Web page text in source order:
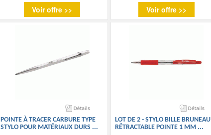
Voir offre >> Voir offre >>
POINTE À TRACER CARBURE TYPE
STYLO POUR MATÉRIAUX DURS ...
LOT DE 2 - STYLO BILLE BRUNEAU
RÉTRACTABLE POINTE 1 MM ...